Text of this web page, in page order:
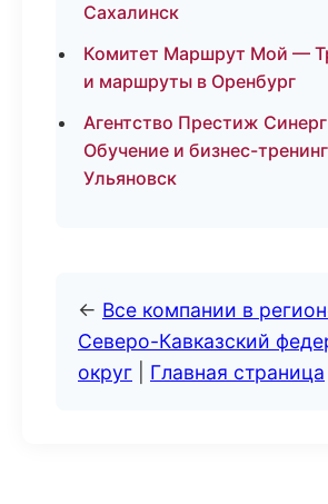
Сахалинск
Комитет Маршрут Мой —
и маршруты в Оренбург
Агентство Престиж
Обучение и бизнес-
Ульяновск
← Все компании в
Северо-Кавказский
округ
Главная страница